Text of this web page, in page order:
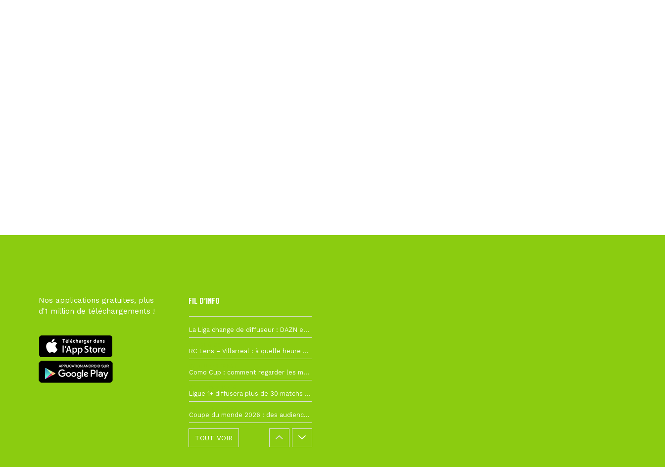
Nos applications gratuites, plus
d'1 million de téléchargements !
FIL D’INFO
La Liga change de diffuseur : DAZN et Disney+ remplacent beIN Sports !
RC Lens – Villarreal : à quelle heure et sur quelle chaîne voir la finale de la Como Cup ?
Como Cup : comment regarder les matchs du RC Lens en direct ?
Ligue 1+ diffusera plus de 30 matchs amicaux avant la reprise de la Ligue 1
Coupe du monde 2026 : des audiences record, mais M6 devrait perdre très gros !
TOUT VOIR